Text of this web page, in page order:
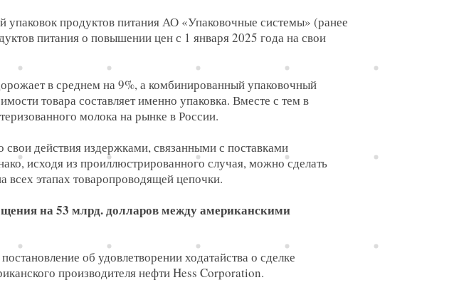
упаковок продуктов питания АО «Упаковочные системы» (ранее
питания о повышении цен с 1 января 2025 года на свои
в среднем на 9%, а комбинированный упаковочный
товара составляет именно упаковка. Вместе с тем в
молока на рынке в России.
действия издержками, связанными с поставками
исходя из проиллюстрированного случая, можно сделать
этапах товаропроводящей цепочки.
на 53 млрд. долларов между американскими
об удовлетворении ходатайства о сделке
производителя нефти Hess Corporation.